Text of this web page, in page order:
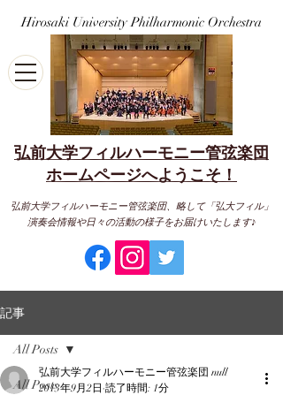
弘前大学フィルハーモニー管弦楽団
​ホームページへようこそ！
Hirosaki University Philharmonic Orchestra
弘前大学フィルハーモニー管弦楽団、略して「弘大フィル」
演奏会情報や日々の活動の様子をお届けいたします♪
記事
All Posts
All Posts
弘前大学フィルハーモニー管弦楽団 null
2013年9月2日 読了時間: 1分